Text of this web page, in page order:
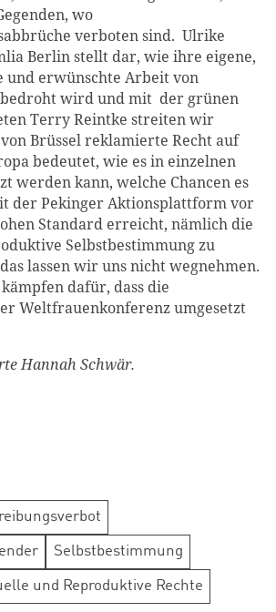
wo
verboten sind. Ulrike
Berlin stellt dar, wie ihre eigene,
erwünschte Arbeit von
bedroht wird und mit der grünen
Terry Reintke streiten wir
Brüssel reklamierte Recht auf
bedeutet, wie es in einzelnen
werden kann, welche Chancen es
der Pekinger Aktionsplattform vor
Standard erreicht, nämlich die
Selbstbestimmung zu
lassen wir uns nicht wegnehmen.
dafür, dass die
Weltfrauenkonferenz umgesetzt
Hannah Schwär.
Selbstbestimmung
und Reproduktive Rechte